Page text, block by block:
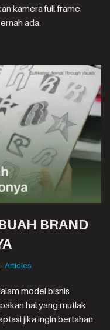
kamera full-frame
ada.
BRAND
Articles
model bisnis
hal yang mutlak
jika ingin bertahan